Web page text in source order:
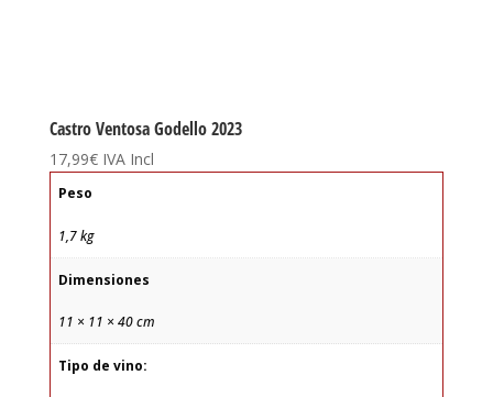
Castro Ventosa Godello 2023
17,99€ IVA Incl
Peso
1,7 kg
Dimensiones
11 × 11 × 40 cm
Tipo de vino: